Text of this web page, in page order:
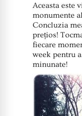
Aceasta este
monumente
Concluzia
prețios!
fiecare
week pentru
minunate!